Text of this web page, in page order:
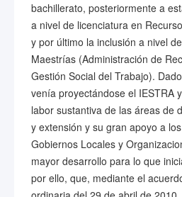
bachillerato, posteriormente a
a nivel de licenciatura en
y por último la inclusión a nivel
Maestrías (Administración de
Gestión Social del Trabajo).
venía proyectándose el IESTRA
labor sustantiva de las áreas de
y extensión y su gran apoyo a
Gobiernos Locales y
mayor desarrollo para lo que
por ello, que, mediante el